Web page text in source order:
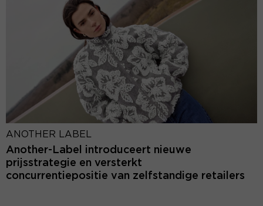
ANOTHER LABEL
Another-Label introduceert nieuwe
prijsstrategie en versterkt
concurrentiepositie van zelfstandige retailers